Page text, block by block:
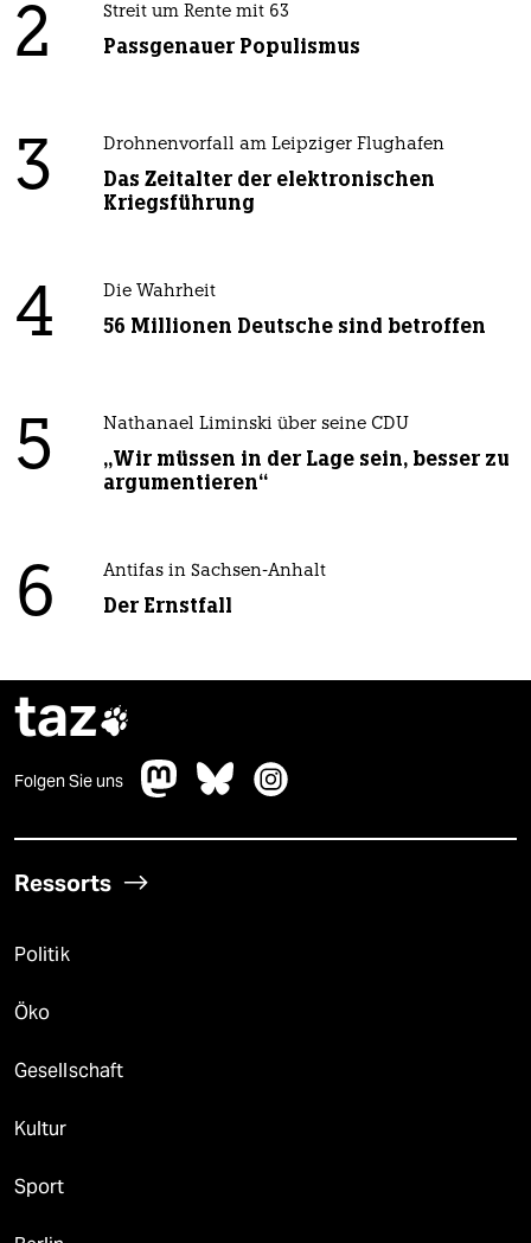
2 Streit um Rente mit 63
Passgenauer Populismus
3 Drohnenvorfall am Leipziger Flughafen
Das Zeitalter der elektronischen
Kriegsführung
4 Die Wahrheit
56 Millionen Deutsche sind betroffen
5 Nathanael Liminski über seine CDU
„Wir müssen in der Lage sein, besser zu
argumentieren“
6 Antifas in Sachsen-Anhalt
Der Ernstfall
taz
Folgen Sie uns
Ressorts
Politik
Öko
Gesellschaft
Kultur
Sport